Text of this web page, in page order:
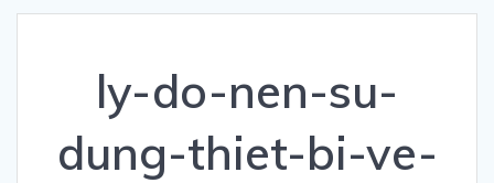
ly-do-nen-su-
dung-thiet-bi-ve-